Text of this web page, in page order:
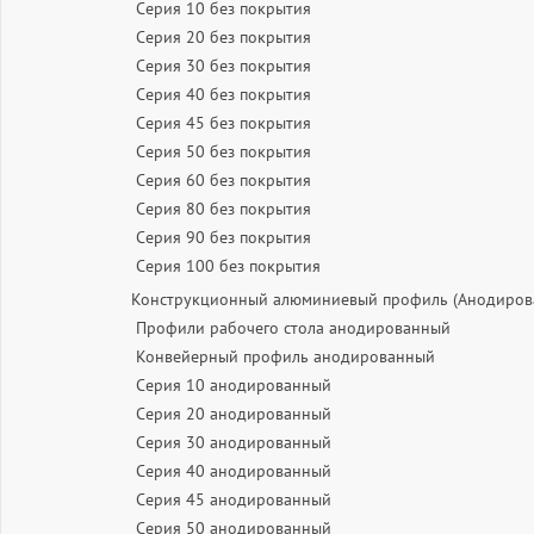
Серия 10 без покрытия
Серия 20 без покрытия
Серия 30 без покрытия
Серия 40 без покрытия
Серия 45 без покрытия
Серия 50 без покрытия
Серия 60 без покрытия
Серия 80 без покрытия
Серия 90 без покрытия
Серия 100 без покрытия
Конструкционный алюминиевый профиль
Профили рабочего стола анодированный
Конвейерный профиль анодированный
Серия 10 анодированный
Серия 20 анодированный
Серия 30 анодированный
Серия 40 анодированный
Серия 45 анодированный
Серия 50 анодированный